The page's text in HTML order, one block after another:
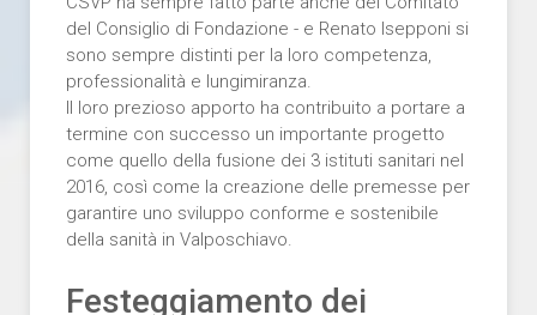
del Consiglio di Fondazione - e Renato Isepponi si
sono sempre distinti per la loro competenza,
professionalità e lungimiranza.
Il loro prezioso apporto ha contribuito a portare a
termine con successo un importante progetto
come quello della fusione dei 3 istituti sanitari nel
2016, così come la creazione delle premesse per
garantire uno sviluppo conforme e sostenibile
della sanità in Valposchiavo.
Festeggiamento dei